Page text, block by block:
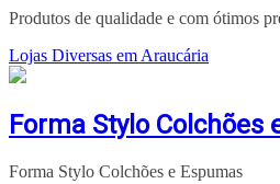
Produtos de qualidade e com ótimos
Lojas Diversas em Araucária
Forma Stylo Colchões
Forma Stylo Colchões e Espumas